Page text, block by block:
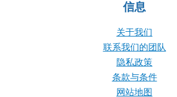
信息
关于我们
联系我们的团队
隐私政策
条款与条件
网站地图